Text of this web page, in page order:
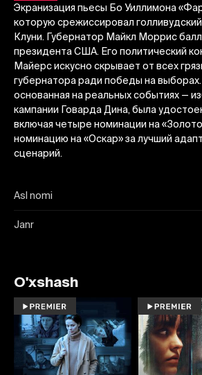
Экранизация пьесы Бо Уиллимона
которую срежиссировал
Клуни. Губернатор Майкл Моррис
президента США. Его политический
Майерс искусно скрывает от всех
губернатора ради победы на
основанная на реальных событиях —
кампании Говарда Дина, была
включая четыре номинации на
номинацию на «Оскар» за лучший
сценарий.
Asl nomi
Janr
Yuborish
O'xshash